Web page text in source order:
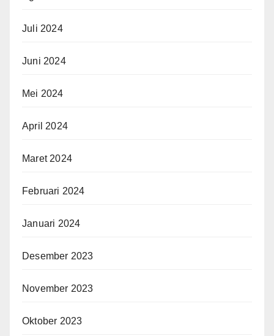
Juli 2024
Juni 2024
Mei 2024
April 2024
Maret 2024
Februari 2024
Januari 2024
Desember 2023
November 2023
Oktober 2023